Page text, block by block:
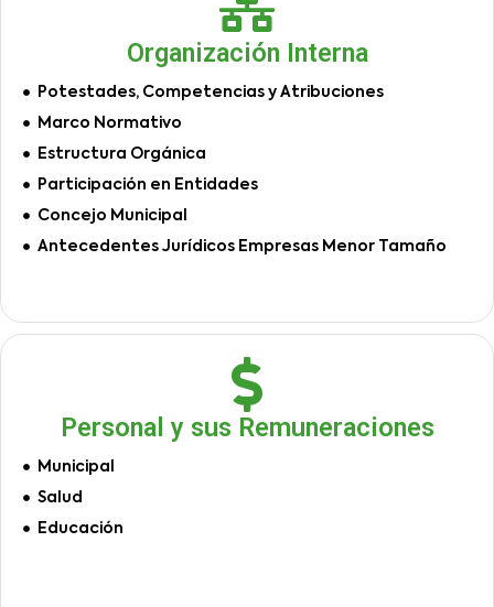
Organización Interna
Potestades, Competencias y Atribuciones
Marco Normativo
Estructura Orgánica
Participación en Entidades
Concejo Municipal
Antecedentes Jurídicos Empresas Menor Tamaño
Personal y sus Remuneraciones
Municipal
Salud
Educación